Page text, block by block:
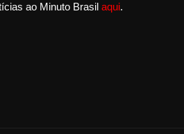
ao Minuto Brasil aqui.